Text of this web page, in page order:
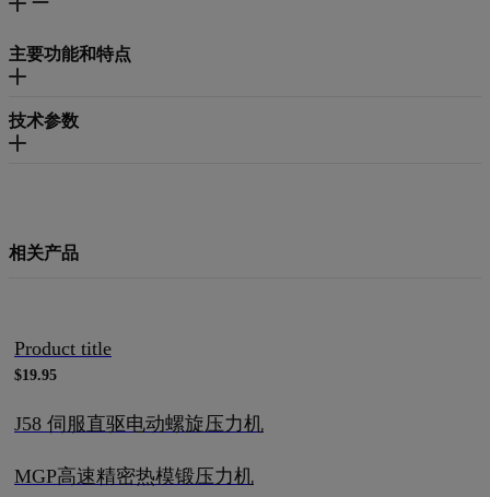
主要功能和特点
技术参数
相关产品
Product title
$19.95
J58 伺服直驱电动螺旋压力机
MGP高速精密热模锻压力机